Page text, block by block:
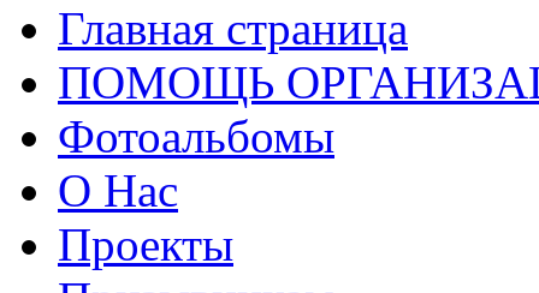
Главная страница
ПОМОЩЬ
Фотоальбомы
О Нас
Проекты